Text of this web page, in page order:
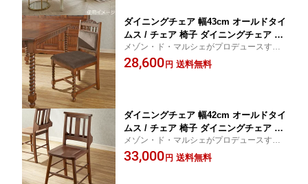
ダイニングチェア 幅43cm オールドタイ
ムス / チェア 椅子 ダイニングチェア バ
ルーンバック 背もたれ おしゃれ リビン
グ サロン 喫茶店 天然木 オーク材 アン
メゾン・ド・マルシェがプロデュースする
英国クラシックスタイル「オールドタイム
ス」
28,600円 送料無料
ダイニングチェア 幅42cm オールドタイ
ムス / チェア 椅子 ダイニングチェア バ
ルーンバック 背もたれ おしゃれ リビン
グ サロン 喫茶店 天然木 オーク材 アン
メゾン・ド・マルシェがプロデュースする
英国クラシックスタイル「オールドタイム
ス」
33,000円 送料無料